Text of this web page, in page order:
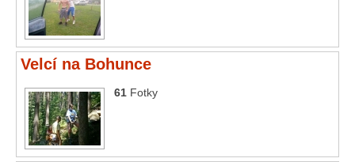
Velcí na Bohunce
61 Fotky